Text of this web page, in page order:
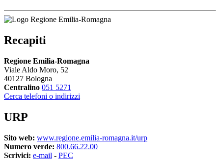
Recapiti
Regione Emilia-Romagna
Viale Aldo Moro, 52
40127 Bologna
Centralino 051 5271
Cerca telefoni o indirizzi
URP
Sito web: www.regione.emilia-romagna.it/urp
Numero verde: 800.66.22.00
Scrivici: e-mail - PEC